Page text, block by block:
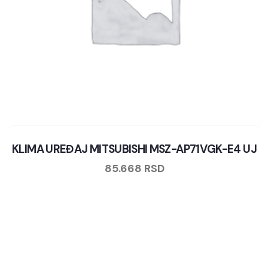
KLIMA UREĐAJ MITSUBISHI MSZ-AP71VGK-E4 UJ
85.668 RSD